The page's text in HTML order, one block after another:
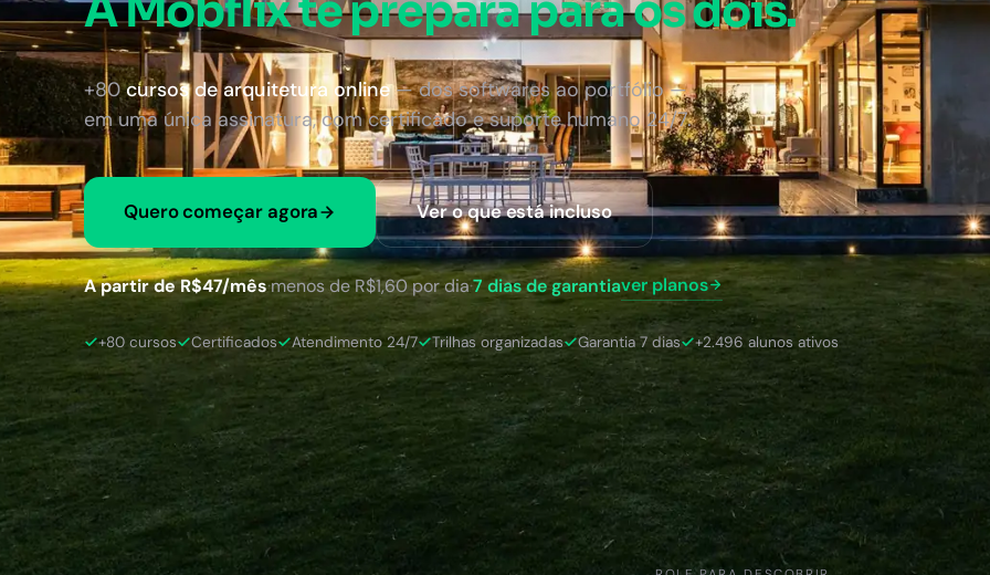
+80cursos de arquitetura online— dos softwares ao portfólio —
em uma única assinatura, com certificado e suporte humano 24/7.
Quero começar agora Ver o que está incluso
A partir de R$47/mês·menos de R$1,60 por dia·7 dias de garantiaver planos
+80 cursos Certificados Atendimento 24/7 Trilhas organizadas Garantia 7 dias +2.496 alunos ativos